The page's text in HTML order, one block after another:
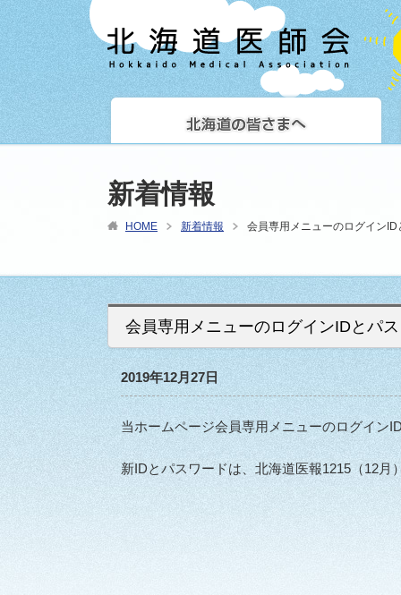
新着情報
HOME 新着情報 会員専用メニューのログイン
会員専用メニューのログインIDとパ
2019年12月27日
当ホームページ会員専用メニューのログイン
新IDとパスワードは、北海道医報1215（12